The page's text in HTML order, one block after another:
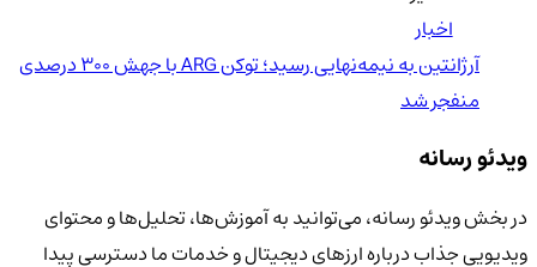
اخبار
آرژانتین به نیمه‌نهایی رسید؛ توکن ARG با جهش ۳۰۰ درصدی
منفجر شد
ویدئو رسانه
در بخش ویدئو رسانه، می‌توانید به آموزش‌ها، تحلیل‌ها و محتوای
ویدیویی جذاب درباره ارزهای دیجیتال و خدمات ما دسترسی پیدا